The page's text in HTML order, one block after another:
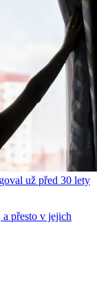
už před 30 lety
přesto v jejich